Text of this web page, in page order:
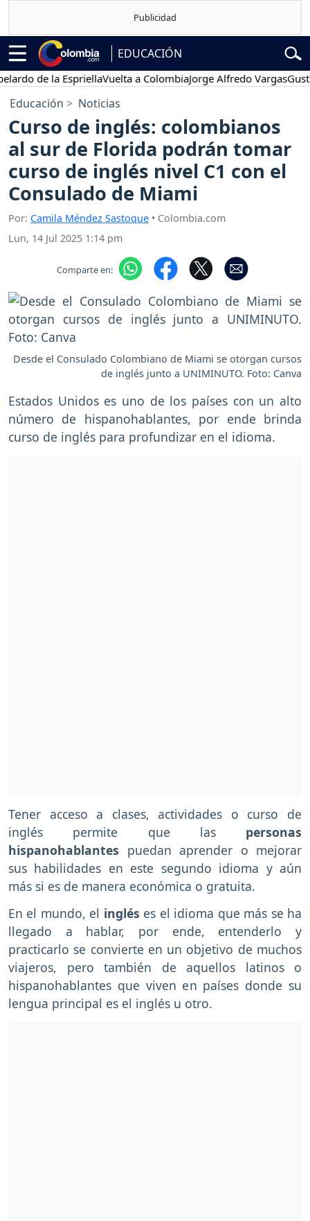
EDUCACIÓN
de la EspriellaVuelta a ColombiaJorge Alfredo VargasGustavo
Educación Noticias
Curso de inglés: colombianos
al sur de Florida podrán tomar
curso de inglés nivel C1 con el
Consulado de Miami
Por: Camila Méndez Sastoque • Colombia.com
Lun, 14 Jul 2025 1:14 pm
Comparte en:
Desde el Consulado Colombiano de Miami se otorgan cursos
de inglés junto a UNIMINUTO. Foto: Canva
Estados Unidos es uno de los países con un alto
número de hispanohablantes, por ende brinda
curso de inglés para profundizar en el idioma.
Tener acceso a clases, actividades o curso de
inglés permite que laspersonas
hispanohablantes puedan aprender o mejorar
sus habilidades en este segundo idioma y aún
más si es de manera económica o gratuita.
En el mundo, el inglés es el idioma que más se ha
llegado a hablar, por ende, entenderlo y
practicarlo se convierte en un objetivo de muchos
viajeros, pero también de aquellos latinos o
hispanohablantes que viven en países donde su
lengua principal es el inglés u otro.